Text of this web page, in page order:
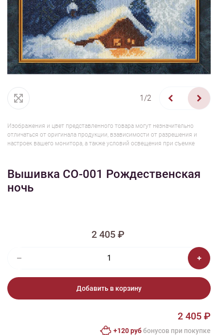
1/2
Изображения и цвет представленного товара могут незначительно
отличаться от оригинала продукции, взависимости от разрешения и
настроек вашего монитора, а также условий освещения при съемке
Вышивка СО-001 Рождественская
ночь
2 405 ₽
Добавить в корзину
2 405 ₽
+120 руббонусов при покупке